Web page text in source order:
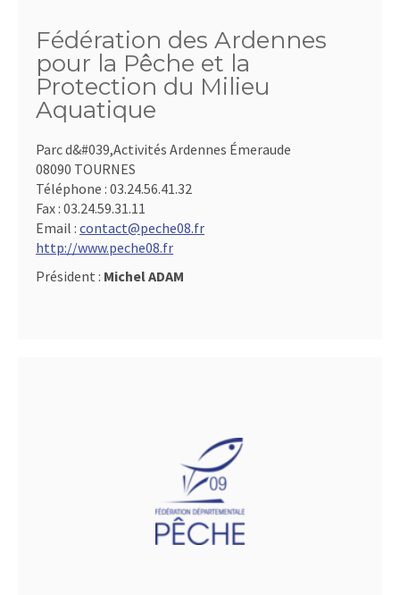
Fédération des Ardennes
pour la Pêche et la
Protection du Milieu
Aquatique
Parc d&#039,Activités Ardennes Émeraude
08090 TOURNES
Téléphone : 03.24.56.41.32
Fax : 03.24.59.31.11
Email : contact@peche08.fr
http://www.peche08.fr
Président : Michel ADAM